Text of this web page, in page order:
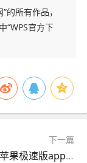
的所有作品，
“WPS官方下
下一篇
包含聊呗苹果极速版app官方下载苹果的词条